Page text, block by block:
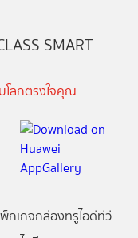
SMART
โลกตรงใจคุณ
กเกจกล่องทรูไอดีทีวี